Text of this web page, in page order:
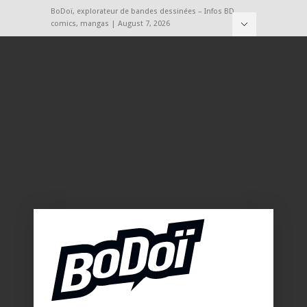
BoDoï, explorateur de bandes dessinées – Infos BD,
comics, mangas | August 7, 2026